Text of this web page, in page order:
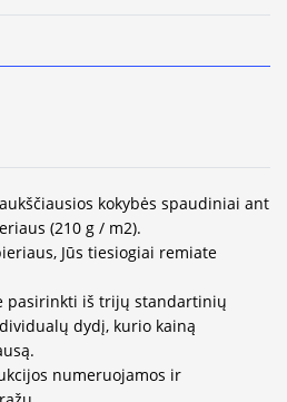
kokybės spaudiniai ant
(210 g / m2).
Jūs tiesiogiai remiate
pasirinkti iš trijų standartinių
dydį, kurio kainą
numeruojamos ir